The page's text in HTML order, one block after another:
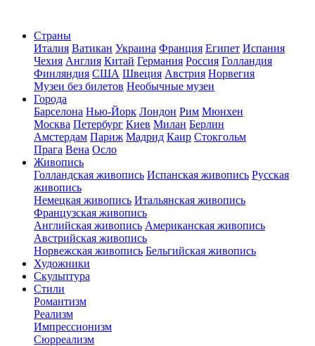
Страны
Италия Ватикан Украина Франция Египет Испания
Чехия Англия Китай Германия Россия Голландия
Финляндия США Швеция Австрия Норвегия
Музеи без билетов Необычные музеи
Города
Барселона Нью-Йорк Лондон Рим Мюнхен
Москва Петербург Киев Милан Берлин
Амстердам Париж Мадрид Каир Стокгольм
Прага Вена Осло
Живопись
Голландская живопись Испанская живопись Русская
живопись
Немецкая живопись Итальянская живопись
Французская живопись
Английская живопись Американская живопись
Австрийская живопись
Норвежская живопись Бельгийская живопись
Художники
Скульптура
Стили
Романтизм
Реализм
Импрессионизм
Сюрреализм